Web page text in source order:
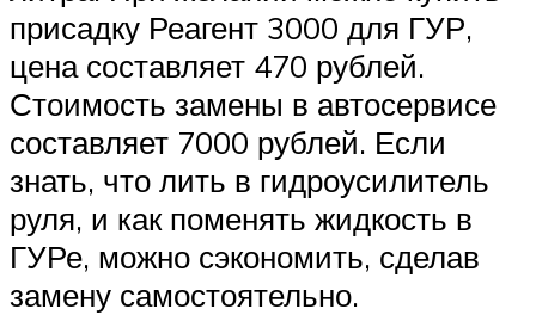
присадку Реагент 3000 для ГУР,
цена составляет 470 рублей.
Стоимость замены в автосервисе
составляет 7000 рублей. Если
знать, что лить в гидроусилитель
руля, и как поменять жидкость в
ГУРе, можно сэкономить, сделав
замену самостоятельно.